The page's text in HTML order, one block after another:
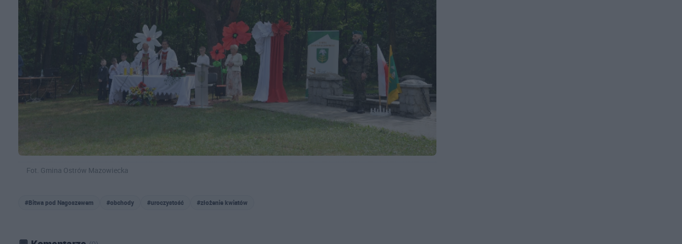
Fot. Gmina Ostrów Mazowiecka
#Bitwa pod Nagoszewem #obchody #uroczystość #złożenie kwiatów